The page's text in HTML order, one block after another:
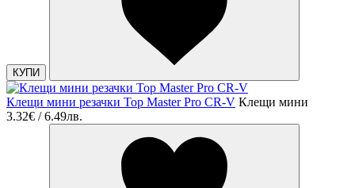
КУПИ
Клещи мини резачки Top Master Pro CR-V Клещи мини
3.32€ / 6.49лв.